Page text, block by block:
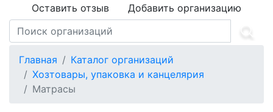
Оставить отзыв Добавить организацию
Главная
Каталог организаций
Хозтовары, упаковка и канцелярия
Матрасы